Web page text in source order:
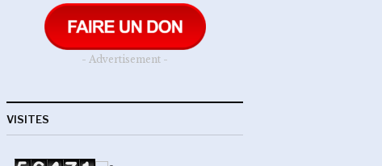
- Advertisement -
VISITES